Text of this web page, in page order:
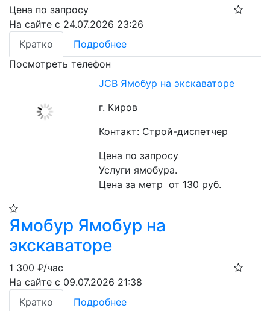
Цена по запросу
На сайте с 24.07.2026 23:26
Кратко
Подробнее
Посмотреть телефон
JCB Ямобур на экскаваторе
г. Киров
Контакт: Строй-диспетчер
Цена по запросу
Услуги ямобура.
Цена за метр  от 130 руб.
Ямобур Ямобур на
экскаваторе
1 300 ₽/час
На сайте с 09.07.2026 21:38
Кратко
Подробнее